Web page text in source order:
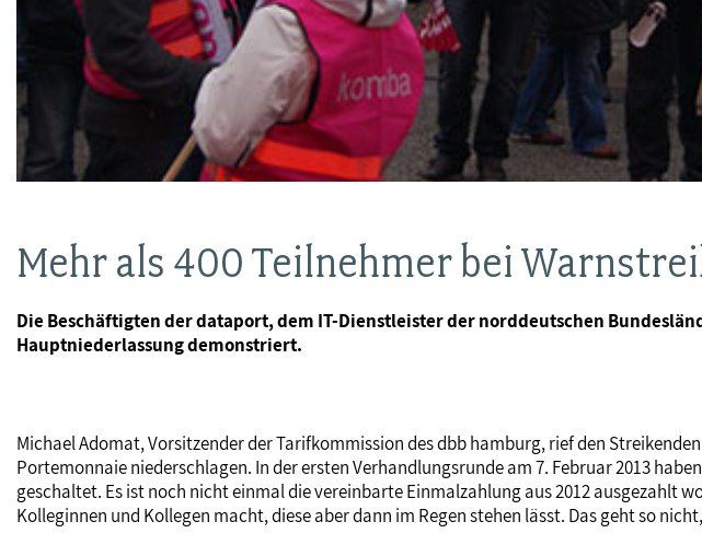
Mehr als 400 Teilnehmer bei
Die Beschäftigten der dataport, dem IT-Dienstleister der norddeutschen
Hauptniederlassung demonstriert.
Michael Adomat, Vorsitzender der Tarifkommission des dbb hamburg, rief den
Portemonnaie niederschlagen. In der ersten Verhandlungsrunde am 7. Februar 2013
geschaltet. Es ist noch nicht einmal die vereinbarte Einmalzahlung aus 2012 ausgezahlt
Kolleginnen und Kollegen macht, diese aber dann im Regen stehen lässt. Das geht so